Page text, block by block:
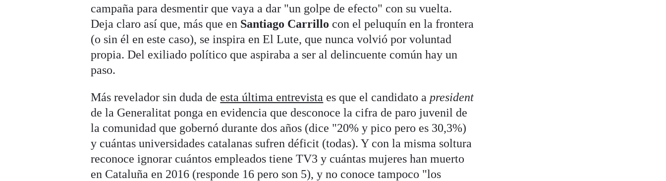
campaña para desmentir que vaya a dar "un golpe de efecto" con su vuelta.
Deja claro así que, más que en Santiago Carrillo con el peluquín en la frontera
(o sin él en este caso), se inspira en El Lute, que nunca volvió por voluntad
propia. Del exiliado político que aspiraba a ser al delincuente común hay un
paso.
Más revelador sin duda de esta última entrevista es que el candidato a president
de la Generalitat ponga en evidencia que desconoce la cifra de paro juvenil de
la comunidad que gobernó durante dos años (dice "20% y pico pero es 30,3%)
y cuántas universidades catalanas sufren déficit (todas). Y con la misma soltura
reconoce ignorar cuántos empleados tiene TV3 y cuántas mujeres han muerto
en Cataluña en 2016 (responde 16 pero son 5), y no conoce tampoco "los